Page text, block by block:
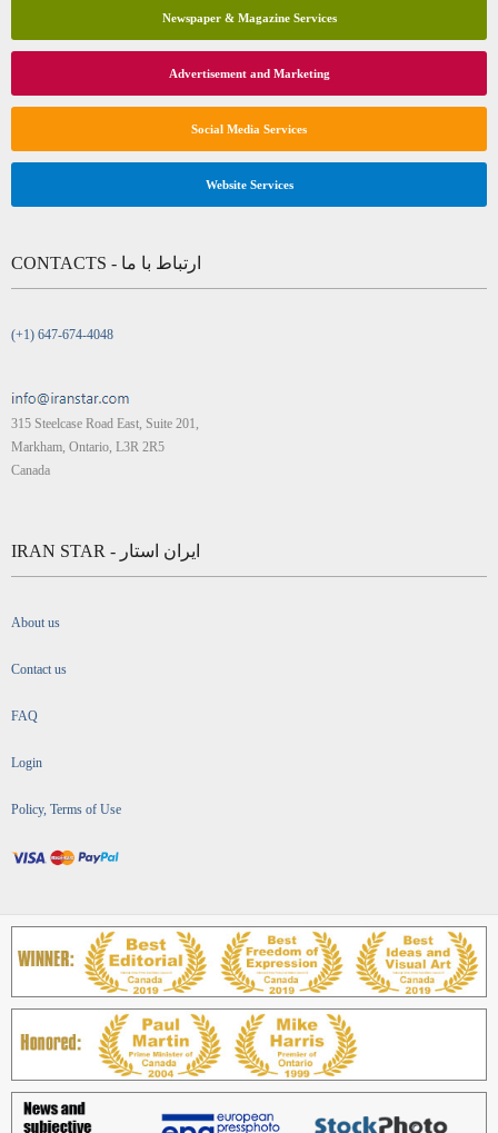
Newspaper & Magazine Services
Advertisement and Marketing
Social Media Services
Website Services
CONTACTS - ارتباط با ما
(+1) 647-674-4048
315 Steelcase Road East, Suite 201,
Markham, Ontario, L3R 2R5
Canada
IRAN STAR - ایران استار
About us
Contact us
FAQ
Login
Policy, Terms of Use